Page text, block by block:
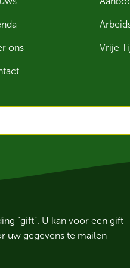
ons Vrije
“gift”. U kan voor een gift
uw gegevens te mailen